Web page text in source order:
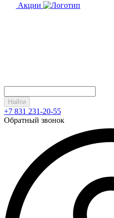
Акции
Найти
+7 831 231-20-55
Обратный звонок